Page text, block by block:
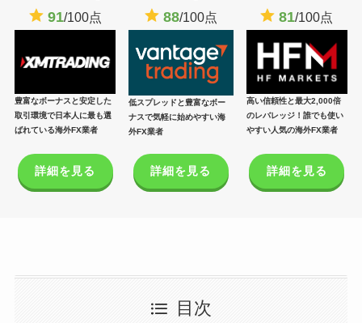
91/100点
豊富なボーナスと安定した
取引環境で日本人に最も選
ばれている海外FX業者
88/100点
低スプレッドと豊富なボー
ナスで気軽に始めやすい海
外FX業者
81/100点
高い信頼性と最大2,000倍
のレバレッジ！誰でも使い
やすい人気の海外FX業者
詳細を見る 詳細を見る 詳細を見る
目次